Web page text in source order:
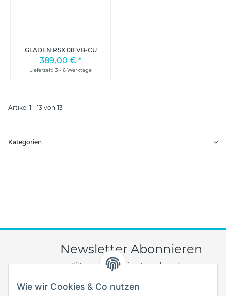
GLADEN RSX 08 VB-CU
389,00 € *
Lieferzeit: 3 - 6 Werktage
Artikel 1 - 13 von 13
Kategorien
Newsletter Abonnieren
Bitte senden Sie mir entsprechend Ihrer
Datenschutzerklärung
widerruflich Informationen zu Ihrem
Produktsortiment per E-Mail zu.
Wie wir Cookies & Co nutzen